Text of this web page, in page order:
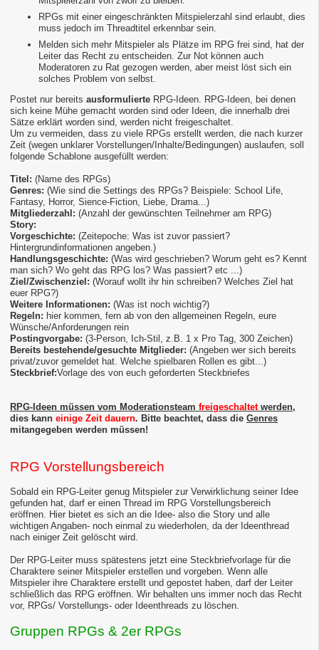
RPGs mit einer eingeschränkten Mitspielerzahl sind erlaubt, dies
muss jedoch im Threadtitel erkennbar sein.
Melden sich mehr Mitspieler als Plätze im RPG frei sind, hat der
Leiter das Recht zu entscheiden. Zur Not können auch
Moderatoren zu Rat gezogen werden, aber meist löst sich ein
solches Problem von selbst.
Postet nur bereits ausformulierte RPG-Ideen. RPG-Ideen, bei denen
sich keine Mühe gemacht worden sind oder Ideen, die innerhalb drei
Sätze erklärt worden sind, werden nicht freigeschaltet.
Um zu vermeiden, dass zu viele RPGs erstellt werden, die nach kurzer
Zeit (wegen unklarer Vorstellungen/Inhalte/Bedingungen) auslaufen, soll
folgende Schablone ausgefüllt werden:
Titel: (Name des RPGs)
Genres: (Wie sind die Settings des RPGs? Beispiele: School Life,
Fantasy, Horror, Sience-Fiction, Liebe, Drama...)
Mitgliederzahl: (Anzahl der gewünschten Teilnehmer am RPG)
Story:
Vorgeschichte: (Zeitepoche: Was ist zuvor passiert?
Hintergrundinformationen angeben.)
Handlungsgeschichte: (Was wird geschrieben? Worum geht es? Kennt
man sich? Wo geht das RPG los? Was passiert? etc ...)
Ziel/Zwischenziel: (Worauf wollt ihr hin schreiben? Welches Ziel hat
euer RPG?)
Weitere Informationen: (Was ist noch wichtig?)
Regeln: hier kommen, fern ab von den allgemeinen Regeln, eure
Wünsche/Anforderungen rein
Postingvorgabe: (3-Person, Ich-Stil, z.B. 1 x Pro Tag, 300 Zeichen)
Bereits bestehende/gesuchte Mitglieder: (Angeben wer sich bereits
privat/zuvor gemeldet hat. Welche spielbaren Rollen es gibt...)
Steckbrief:Vorlage des von euch geforderten Steckbriefes
RPG-Ideen müssen vom Moderationsteam freigeschaltet werden,
dies kann einige Zeit dauern. Bitte beachtet, dass die Genres
mitangegeben werden müssen!
RPG Vorstellungsbereich
Sobald ein RPG-Leiter genug Mitspieler zur Verwirklichung seiner Idee
gefunden hat, darf er einen Thread im RPG Vorstellungsbereich
eröffnen. Hier bietet es sich an die Idee- also die Story und alle
wichtigen Angaben- noch einmal zu wiederholen, da der Ideenthread
nach einiger Zeit gelöscht wird.
Der RPG-Leiter muss spätestens jetzt eine Steckbriefvorlage für die
Charaktere seiner Mitspieler erstellen und vorgeben. Wenn alle
Mitspieler ihre Charaktere erstellt und gepostet haben, darf der Leiter
schließlich das RPG eröffnen. Wir behalten uns immer noch das Recht
vor, RPGs/ Vorstellungs- oder Ideenthreads zu löschen.
Gruppen RPGs & 2er RPGs